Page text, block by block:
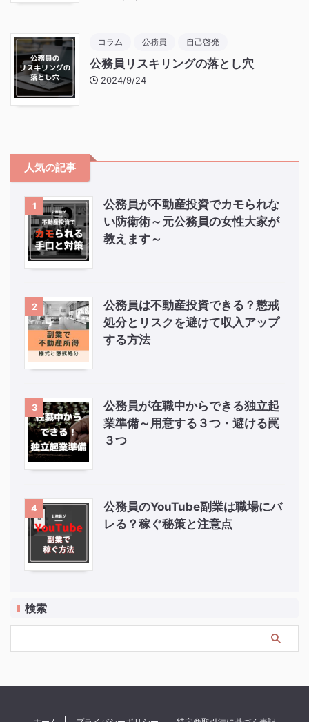
コラム 公務員 自己啓発
公務員リスキリングの落とし穴
2024/9/24
人気の記事
1
公務員が不動産投資でカモられな
い防衛術～元公務員の女性大家が
教えます～
2
公務員は不動産投資できる？懲戒
処分とリスクを避けて収入アップ
する方法
3
公務員が在職中からできる独立起
業準備～用意する３つ・避ける罠
３つ
4
公務員のYouTube副業は職場にバ
レる？稼ぐ秘策と注意点
検索